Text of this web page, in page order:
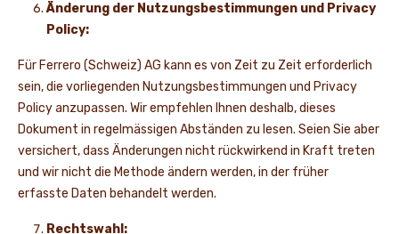
Änderung der Nutzungsbestimmungen und Privacy
Policy:
Für Ferrero (Schweiz) AG kann es von Zeit zu Zeit erforderlich
sein, die vorliegenden Nutzungsbestimmungen und Privacy
Policy anzupassen. Wir empfehlen Ihnen deshalb, dieses
Dokument in regelmässigen Abständen zu lesen. Seien Sie aber
versichert, dass Änderungen nicht rückwirkend in Kraft treten
und wir nicht die Methode ändern werden, in der früher
erfasste Daten behandelt werden.
Rechtswahl: